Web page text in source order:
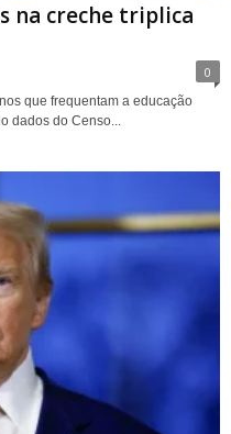
na creche triplica
0
que frequentam a educação
dados do Censo...